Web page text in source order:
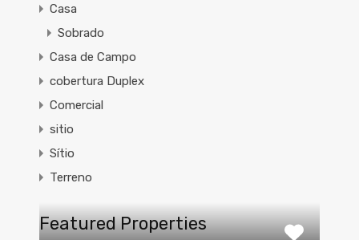
Casa
Sobrado
Casa de Campo
cobertura Duplex
Comercial
sitio
Sítio
Terreno
Featured Properties